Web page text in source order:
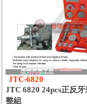
JTC-6820
JTC 6820 24pcs正反
整組